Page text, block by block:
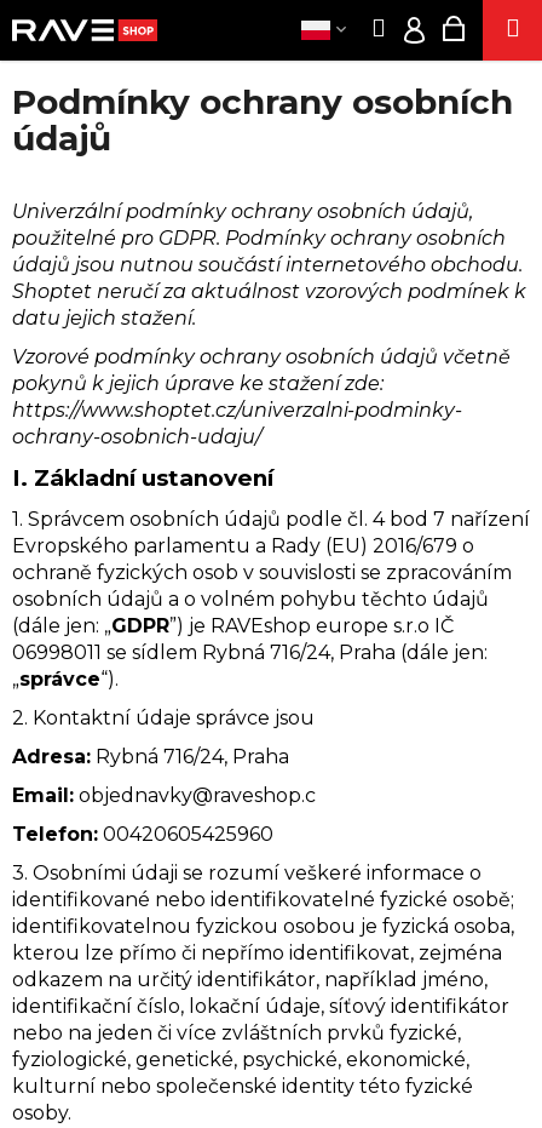
do
treści
Szukaj
Zaloguj
się
Koszyk
Podmínky ochrany osobních
údajů
Univerzální podmínky ochrany osobních údajů,
použitelné pro GDPR. Podmínky ochrany osobních
údajů jsou nutnou součástí internetového obchodu.
Shoptet neručí za aktuálnost vzorových podmínek k
datu jejich stažení.
Vzorové podmínky ochrany osobních údajů včetně
pokynů k jejich úprave ke stažení zde:
https://www.shoptet.cz/univerzalni-podminky-
ochrany-osobnich-udaju/
I. Základní ustanovení
1. Správcem osobních údajů podle čl. 4 bod 7 nařízení
Evropského parlamentu a Rady (EU) 2016/679 o
ochraně fyzických osob v souvislosti se zpracováním
osobních údajů a o volném pohybu těchto údajů
(dále jen: „GDPR”) je RAVEshop europe s.r.o IČ
06998011 se sídlem Rybná 716/24, Praha (dále jen:
„správce“).
2. Kontaktní údaje správce jsou
Adresa: Rybná 716/24, Praha
Email: objednavky@raveshop.c
Telefon: 00420605425960
3. Osobními údaji se rozumí veškeré informace o
identifikované nebo identifikovatelné fyzické osobě;
identifikovatelnou fyzickou osobou je fyzická osoba,
kterou lze přímo či nepřímo identifikovat, zejména
odkazem na určitý identifikátor, například jméno,
identifikační číslo, lokační údaje, síťový identifikátor
nebo na jeden či více zvláštních prvků fyzické,
fyziologické, genetické, psychické, ekonomické,
kulturní nebo společenské identity této fyzické
osoby.
K
O
Y
Z
powrotem
Z
powrotem
C
G
O
S
Z
U
K
A
S
Z
?
SZUKAJ
P
o
l
e
c
a
m
y
EUPHORIA
T9HC
KWIAT
WHITE
WIDOW